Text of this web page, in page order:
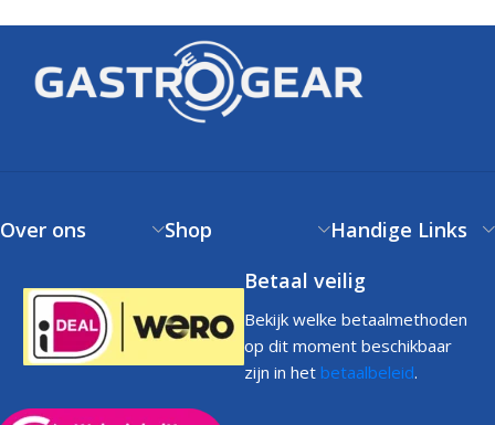
Over ons Shop
Handige Links
Betaal veilig
Bekijk welke betaalmethoden
op dit moment beschikbaar
zijn in het betaalbeleid.